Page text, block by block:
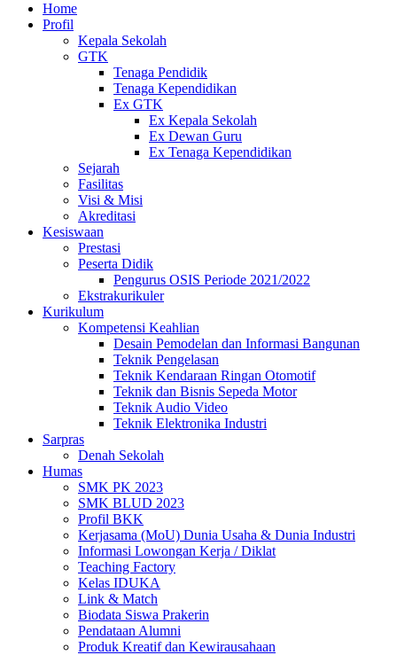
Home
Profil
Kepala Sekolah
GTK
Tenaga Pendidik
Tenaga Kependidikan
Ex GTK
Ex Kepala Sekolah
Ex Dewan Guru
Ex Tenaga Kependidikan
Sejarah
Fasilitas
Visi & Misi
Akreditasi
Kesiswaan
Prestasi
Peserta Didik
Pengurus OSIS Periode 2021/2022
Ekstrakurikuler
Kurikulum
Kompetensi Keahlian
Desain Pemodelan dan Informasi Bangunan
Teknik Pengelasan
Teknik Kendaraan Ringan Otomotif
Teknik dan Bisnis Sepeda Motor
Teknik Audio Video
Teknik Elektronika Industri
Sarpras
Denah Sekolah
Humas
SMK PK 2023
SMK BLUD 2023
Profil BKK
Kerjasama (MoU) Dunia Usaha & Dunia Industri
Informasi Lowongan Kerja / Diklat
Teaching Factory
Kelas IDUKA
Link & Match
Biodata Siswa Prakerin
Pendataan Alumni
Produk Kreatif dan Kewirausahaan